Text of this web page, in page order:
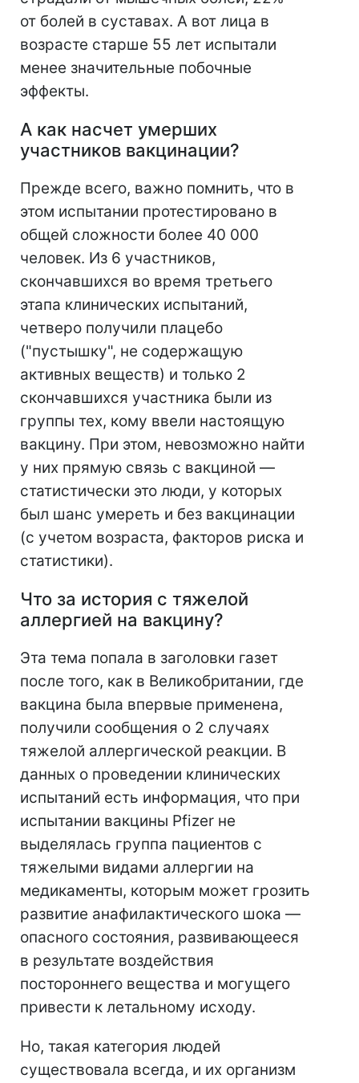
от болей в суставах. А вот лица в
возрасте старше 55 лет испытали
менее значительные побочные
эффекты.
А как насчет умерших
участников вакцинации?
Прежде всего, важно помнить, что в
этом испытании протестировано в
общей сложности более 40 000
человек. Из 6 участников,
скончавшихся во время третьего
этапа клинических испытаний,
четверо получили плацебо
("пустышку", не содержащую
активных веществ) и только 2
скончавшихся участника были из
группы тех, кому ввели настоящую
вакцину. При этом, невозможно найти
у них прямую связь с вакциной —
статистически это люди, у которых
был шанс умереть и без вакцинации
(с учетом возраста, факторов риска и
статистики).
Что за история с тяжелой
аллергией на вакцину?
Эта тема попала в заголовки газет
после того, как в Великобритании, где
вакцина была впервые применена,
получили сообщения о 2 случаях
тяжелой аллергической реакции. В
данных о проведении клинических
испытаний есть информация, что при
испытании вакцины Pfizer не
выделялась группа пациентов с
тяжелыми видами аллергии на
медикаменты, которым может грозить
развитие анафилактического шока —
опасного состояния, развивающееся
в результате воздействия
постороннего вещества и могущего
привести к летальному исходу.
Но, такая категория людей
существовала всегда, и их организм